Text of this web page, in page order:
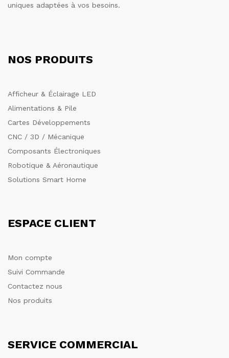
uniques adaptées à vos besoins.
NOS PRODUITS
Afficheur & Éclairage LED
Alimentations & Pile
Cartes Développements
CNC / 3D / Mécanique
Composants Électroniques
Robotique & Aéronautique
Solutions Smart Home
ESPACE CLIENT
Mon compte
Suivi Commande
Contactez nous
Nos produits
SERVICE COMMERCIAL